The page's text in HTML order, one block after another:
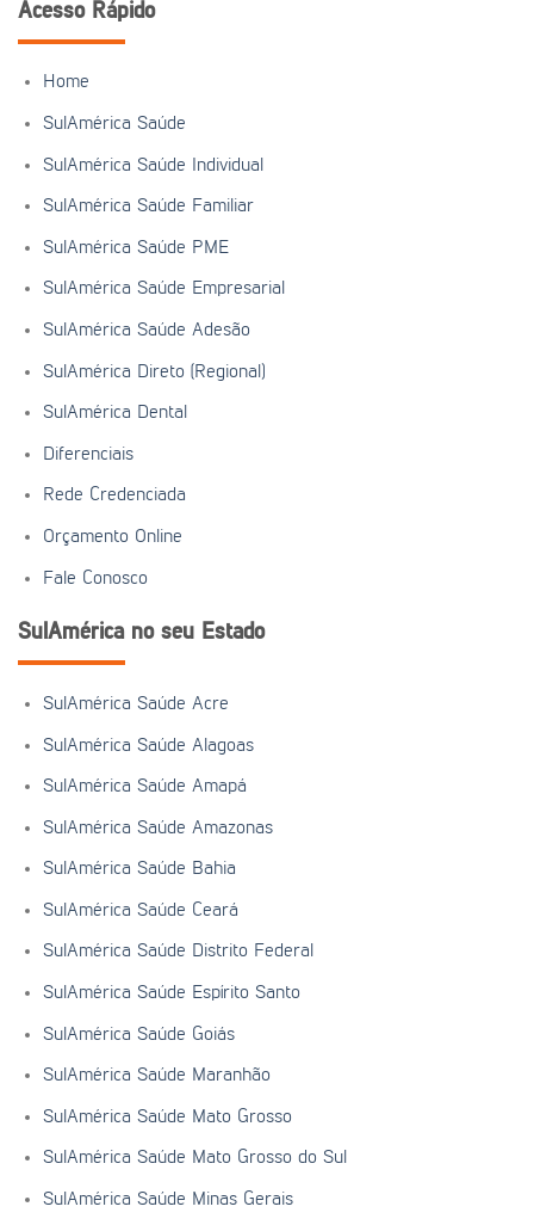
Acesso Rápido
Home
SulAmérica Saúde
SulAmérica Saúde Individual
SulAmérica Saúde Familiar
SulAmérica Saúde PME
SulAmérica Saúde Empresarial
SulAmérica Saúde Adesão
SulAmérica Direto (Regional)
SulAmérica Dental
Diferenciais
Rede Credenciada
Orçamento Online
Fale Conosco
SulAmérica no seu Estado
SulAmérica Saúde Acre
SulAmérica Saúde Alagoas
SulAmérica Saúde Amapá
SulAmérica Saúde Amazonas
SulAmérica Saúde Bahia
SulAmérica Saúde Ceará
SulAmérica Saúde Distrito Federal
SulAmérica Saúde Espírito Santo
SulAmérica Saúde Goiás
SulAmérica Saúde Maranhão
SulAmérica Saúde Mato Grosso
SulAmérica Saúde Mato Grosso do Sul
SulAmérica Saúde Minas Gerais